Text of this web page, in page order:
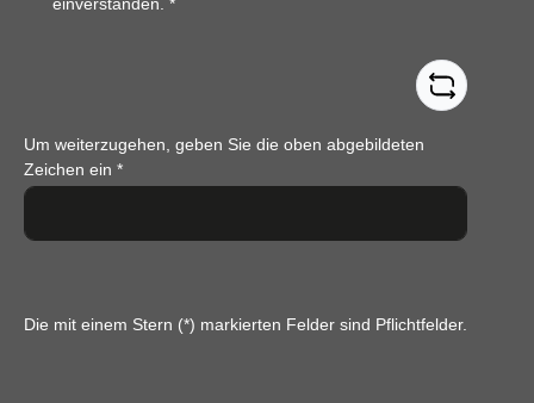
einverstanden. *
Um weiterzugehen, geben Sie die oben abgebildeten
Zeichen ein *
Die mit einem Stern (*) markierten Felder sind Pflichtfelder.